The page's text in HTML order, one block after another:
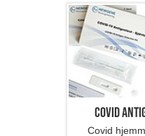
Covid
Covid